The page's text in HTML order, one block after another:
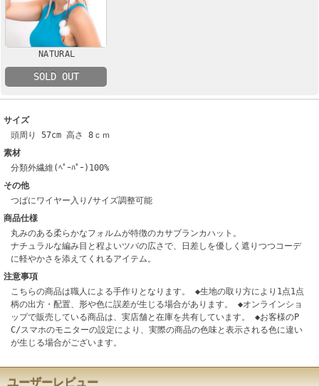
NATURAL
SOLD OUT
サイズ
頭周り 57cm 高さ 8ｃｍ
素材
分類外繊維(ﾍﾟｰﾊﾟｰ)100%
その他
つばにワイヤー入り/サイズ調整可能
商品仕様
丸みのある柔らかなフォルムが特徴のカサブランカハット。
ナチュラルな編み目と程よいツバの広さで、日差しを優しく遮りつつコーデ
に軽やかさを添えてくれるアイテム。
注意事項
こちらの商品は職人による手作りとなります。 ◆生地の取り方により1点1点
柄の出方・配置、形や色に誤差が生じる場合があります。 ◆オンラインショ
ップで販売している商品は、実店舗と在庫を共有しています。 ◆お客様のP
C/スマホのモニターの設定により、実際の商品の色味と表示される色に違い
が生じる場合がございます。
ユーザーレビュー